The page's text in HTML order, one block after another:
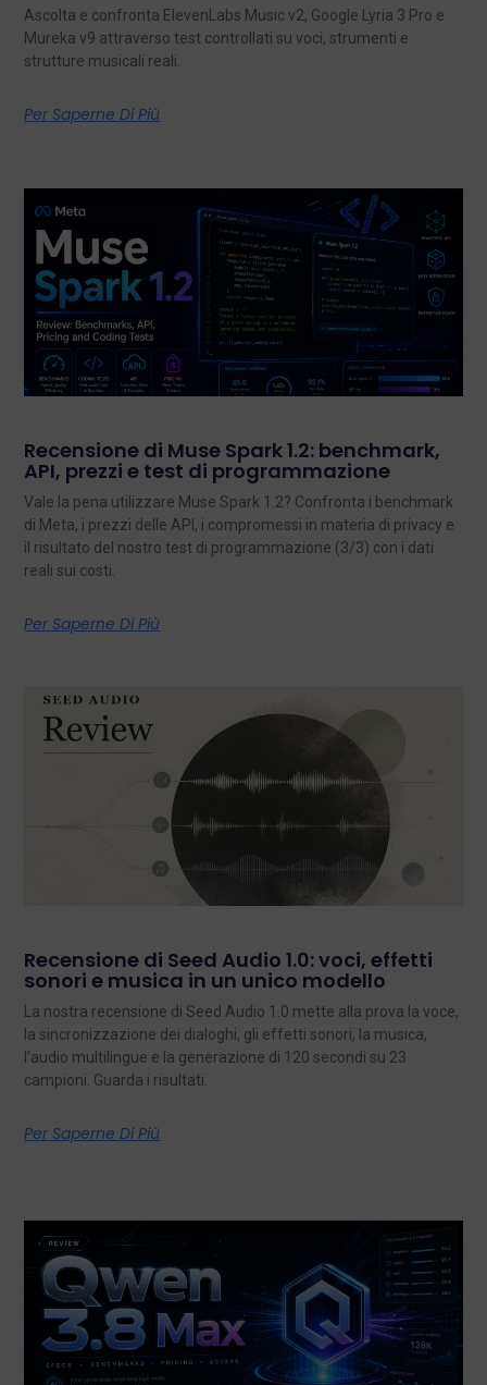
Ascolta e confronta ElevenLabs Music v2, Google Lyria 3 Pro e
Mureka v9 attraverso test controllati su voci, strumenti e
strutture musicali reali.
Per Saperne Di Più
Recensione di Muse Spark 1.2: benchmark,
API, prezzi e test di programmazione
Vale la pena utilizzare Muse Spark 1.2? Confronta i benchmark
di Meta, i prezzi delle API, i compromessi in materia di privacy e
il risultato del nostro test di programmazione (3/3) con i dati
reali sui costi.
Per Saperne Di Più
Recensione di Seed Audio 1.0: voci, effetti
sonori e musica in un unico modello
La nostra recensione di Seed Audio 1.0 mette alla prova la voce,
la sincronizzazione dei dialoghi, gli effetti sonori, la musica,
l'audio multilingue e la generazione di 120 secondi su 23
campioni. Guarda i risultati.
Per Saperne Di Più